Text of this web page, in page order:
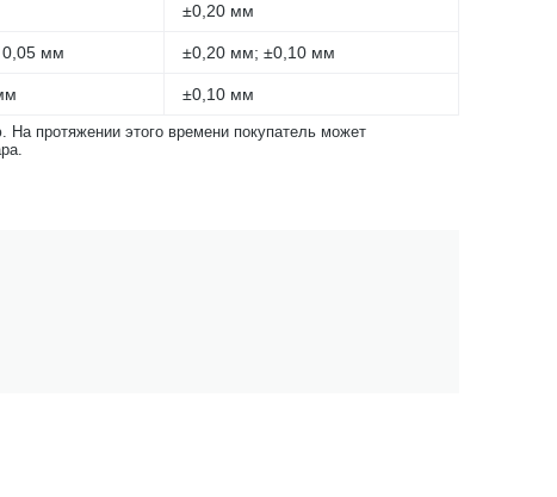
±0,20 мм
мм ±0,20 мм; ±0,10 мм
±0,10 мм
На протяжении этого времени покупатель может